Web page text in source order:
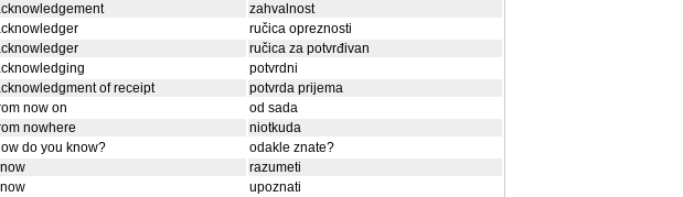
zahvalnost
ručica opreznosti
ručica za potvrđivan
potvrdni
of receipt
potvrda prijema
now on
od sada
nowhere
niotkuda
do you know?
odakle znate?
razumeti
upoznati